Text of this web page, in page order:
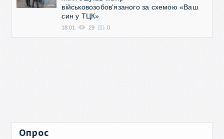
військовозобов'язаного за схемою «Ваш
син у ТЦК»
18:01 29 0
Опрос